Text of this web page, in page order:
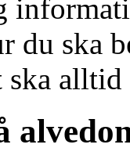
ska
ska